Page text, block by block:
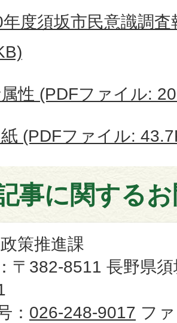
度須坂市民意識調
性 (PDFファイル:
(PDFファイル:
事に関する
策推進課
〒382-8511 長野県
： 026-248-9017 フ